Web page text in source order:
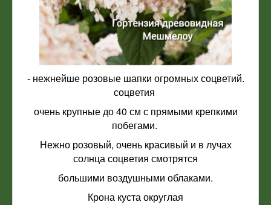
- нежнейше розовые шапки огромных соцветий.
соцветия
очень крупные до 40 см с прямыми крепкими
побегами.
Нежно розовый, очень красивый и в лучах
солнца соцветия смотрятся
большими воздушными облаками.
Крона куста округлая